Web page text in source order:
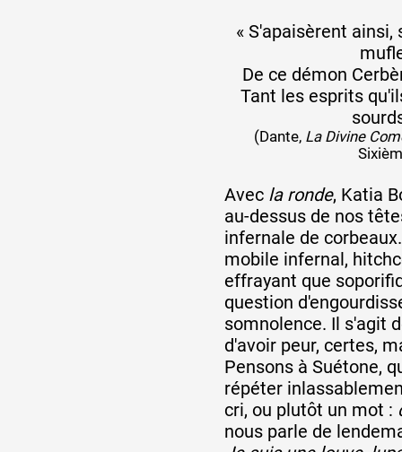
« S'apaisèrent ainsi,
De ce démon
Tant les esprits
(Dante, La Divine
Avec la ronde, Katia
au-dessus de nos
infernale de
mobile infernal,
effrayant que
question
somnolence. Il s'agit
d'avoir peur, certes,
Pensons à Suétone,
répéter
cri, ou plutôt un mot :
nous parle de